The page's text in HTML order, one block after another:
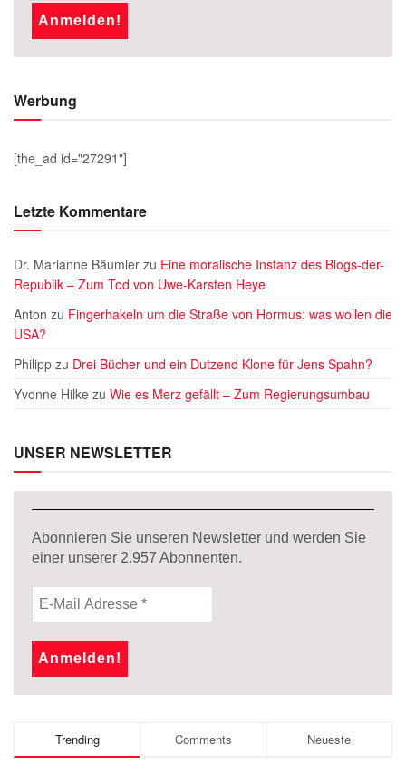
Werbung
[the_ad id="27291"]
Letzte Kommentare
Dr. Marianne Bäumler zu Eine moralische Instanz des Blogs-der-
Republik – Zum Tod von Uwe-Karsten Heye
Anton zu Fingerhakeln um die Straße von Hormus: was wollen die
USA?
Philipp zu Drei Bücher und ein Dutzend Klone für Jens Spahn?
Yvonne Hilke zu Wie es Merz gefällt – Zum Regierungsumbau
UNSER NEWSLETTER
Abonnieren Sie unseren Newsletter und werden Sie
einer unserer 2.957 Abonnenten.
Trending Comments Neueste